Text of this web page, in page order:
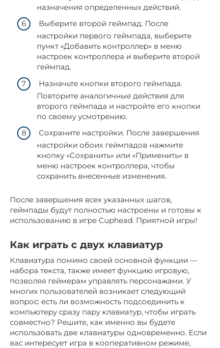
назначения определенных действий.
Выберите второй геймпад. После
настройки первого геймпада, выберите
пункт «Добавить контроллер» в меню
настроек контроллера и выберите второй
геймпад.
Назначьте кнопки второго геймпада.
Повторите аналогичные действия для
второго геймпада и настройте его кнопки
по своему усмотрению.
Сохраните настройки. После завершения
настройки обоих геймпадов нажмите
кнопку «Сохранить» или «Применить» в
меню настроек контроллера, чтобы
сохранить внесенные изменения.
После завершения всех указанных шагов,
геймпады будут полностью настроены и готовы к
использованию в игре Cuphead. Приятной игры!
Как играть с двух клавиатур
Клавиатура помимо своей основной функции —
набора текста, также имеет функцию игровую,
позволяя геймерам управлять персонажами. У
многих пользователей возникает следующий
вопрос: есть ли возможность подсоединить к
компьютеру сразу пару клавиатур, чтобы играть
совместно? Решите, как именно вы будете
использовать две клавиатуры одновременно. Если
вас интересует игра в кооперативном режиме,